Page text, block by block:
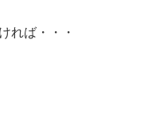
れば・・・